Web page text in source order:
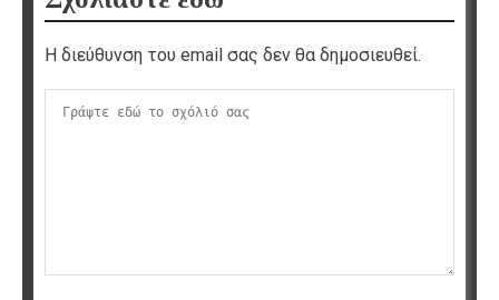
Η διεύθυνση του email σας δεν θα δημοσιευθεί.